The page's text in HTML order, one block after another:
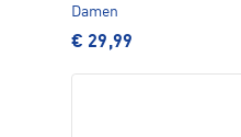
Damen
€ 29,99